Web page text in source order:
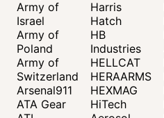
Army of
Israel
Army of
Poland
Army of
Switzerland
Arsenal911
ATA Gear
Harris
Hatch
HB
Industries
HELLCAT
HERAARMS
HEXMAG
HiTech